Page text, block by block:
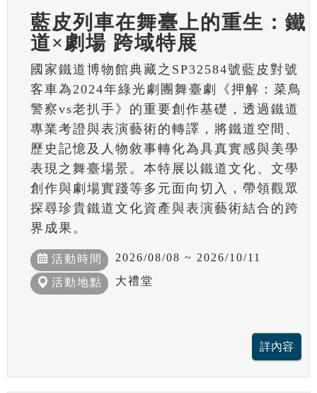
藍皮列車在舞臺上的重生：鐵
道×劇場 跨域特展
國家鐵道博物館典藏之SP32584號藍皮對號
客車為2024年綠光劇團舞臺劇《押解：菜鳥
警察vs老扒手》的重要創作基礎，透過鐵道
專業考證與表演藝術的轉譯，將鐵道空間、
歷史記憶及人物敘事轉化為具真實感與美學
表現之舞臺場景。本特展以鐵道文化、文學
創作與劇場實踐等多元面向切入，帶領觀眾
探尋珍貴鐵道文化資產與表演藝術結合的跨
界成果。
活動時間 2026/08/08 ~ 2026/10/11
活動地點 大禮堂